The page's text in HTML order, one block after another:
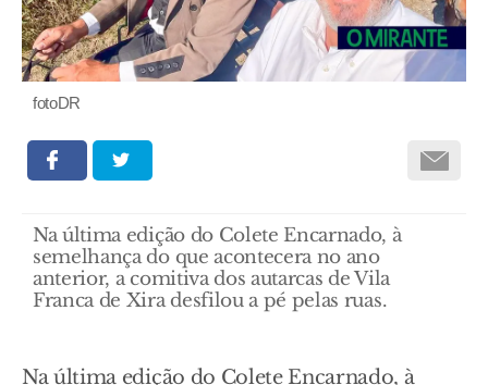
fotoDR
Na última edição do Colete Encarnado, à
semelhança do que acontecera no ano
anterior, a comitiva dos autarcas de Vila
Franca de Xira desfilou a pé pelas ruas.
Na última edição do Colete Encarnado, à